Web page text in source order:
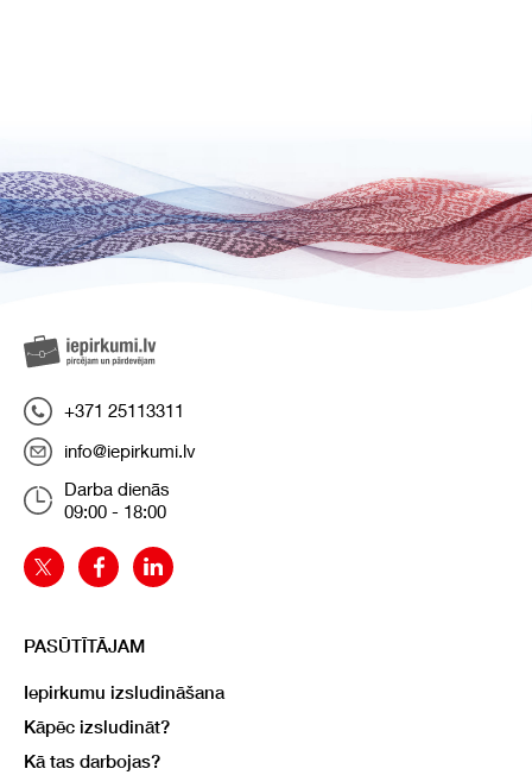
+371 25113311
info@iepirkumi.lv
Darba dienās
09:00 - 18:00
PASŪTĪTĀJAM
Iepirkumu izsludināšana
Kāpēc izsludināt?
Kā tas darbojas?